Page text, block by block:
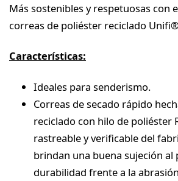
Más sostenibles y respetuosas con
correas de poliéster reciclado
Características:
Ideales para senderismo.
Correas de secado rápido
reciclado con hilo de poliéster
rastreable y verificable del
brindan una buena sujeción al
durabilidad frente a la